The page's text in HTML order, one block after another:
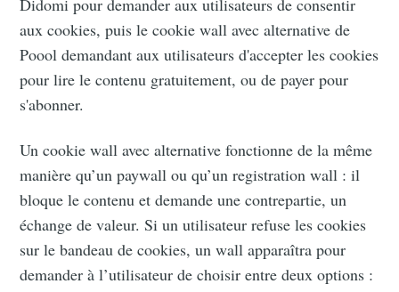
Didomi pour demander aux utilisateurs de consentir
aux cookies, puis le cookie wall avec alternative de
Poool demandant aux utilisateurs d'accepter les cookies
pour lire le contenu gratuitement, ou de payer pour
s'abonner.
Un cookie wall avec alternative fonctionne de la même
manière qu’un paywall ou qu’un registration wall : il
bloque le contenu et demande une contrepartie, un
échange de valeur. Si un utilisateur refuse les cookies
sur le bandeau de cookies, un wall apparaîtra pour
demander à l’utilisateur de choisir entre deux options :